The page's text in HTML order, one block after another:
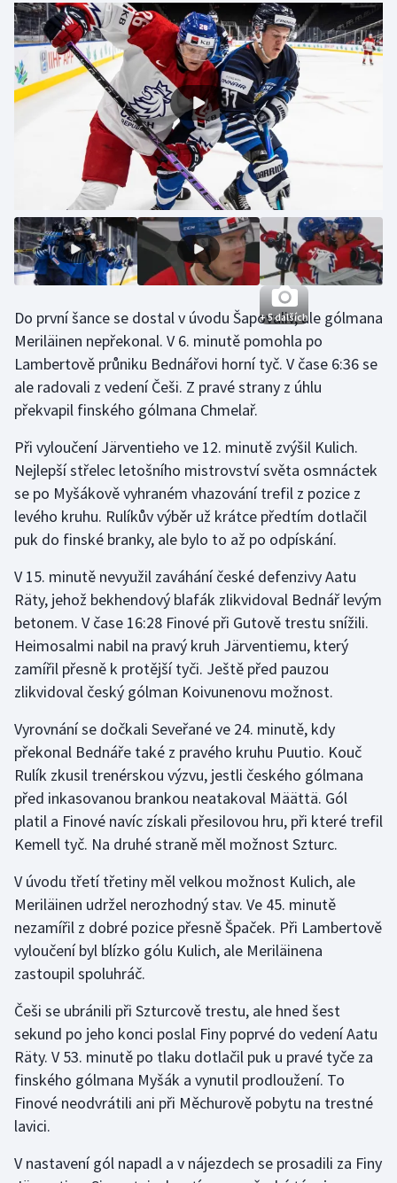
Gymnastika
Házená
Krasobruslení
Lezení
Lyže a snowboard
Moderní pětiboj
Motorsport
Olympijské hry
Parasport
Plavání
Plážový volejbal
Ragby
Rychlobruslení
Rychlostní kanoistika
Sportovní střelba
Stolní tenis
Triatlon
Veslování
Vodní slalom
Volejbal
Ostatní
+ 5 dalších
Do první šance se dostal v úvodu Šapovaliv, ale gólmana
Meriläinen nepřekonal. V 6. minutě pomohla po
Lambertově průniku Bednářovi horní tyč. V čase 6:36 se
ale radovali z vedení Češi. Z pravé strany z úhlu
překvapil finského gólmana Chmelař.
Při vyloučení Järventieho ve 12. minutě zvýšil Kulich.
Nejlepší střelec letošního mistrovství světa osmnáctek
se po Myšákově vyhraném vhazování trefil z pozice z
levého kruhu. Rulíkův výběr už krátce předtím dotlačil
puk do finské branky, ale bylo to až po odpískání.
V 15. minutě nevyužil zaváhání české defenzivy Aatu
Räty, jehož bekhendový blafák zlikvidoval Bednář levým
betonem. V čase 16:28 Finové při Gutově trestu snížili.
Heimosalmi nabil na pravý kruh Järventiemu, který
zamířil přesně k protější tyči. Ještě před pauzou
zlikvidoval český gólman Koivunenovu možnost.
Vyrovnání se dočkali Seveřané ve 24. minutě, kdy
překonal Bednáře také z pravého kruhu Puutio. Kouč
Rulík zkusil trenérskou výzvu, jestli českého gólmana
před inkasovanou brankou neatakoval Määttä. Gól
platil a Finové navíc získali přesilovou hru, při které trefil
Kemell tyč. Na druhé straně měl možnost Szturc.
V úvodu třetí třetiny měl velkou možnost Kulich, ale
Meriläinen udržel nerozhodný stav. Ve 45. minutě
nezamířil z dobré pozice přesně Špaček. Při Lambertově
vyloučení byl blízko gólu Kulich, ale Meriläinena
zastoupil spoluhráč.
Češi se ubránili při Szturcově trestu, ale hned šest
sekund po jeho konci poslal Finy poprvé do vedení Aatu
Räty. V 53. minutě po tlaku dotlačil puk u pravé tyče za
finského gólmana Myšák a vynutil prodloužení. To
Finové neodvrátili ani při Měchurově pobytu na trestné
lavici.
V nastavení gól napadl a v nájezdech se prosadili za Finy